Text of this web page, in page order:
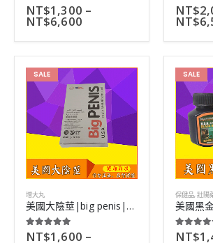
5.00 out of 5
NT$1,300 –
NT$6,600
5.00 out
NT$
NT$
SALE
增大丸
美國大陰莖|big penis|有效率高達98%|增大增粗不反彈|12顆
5.00out of 5
NT$1,600 –
SALE
保健品,壯陽
5.00out
NT$